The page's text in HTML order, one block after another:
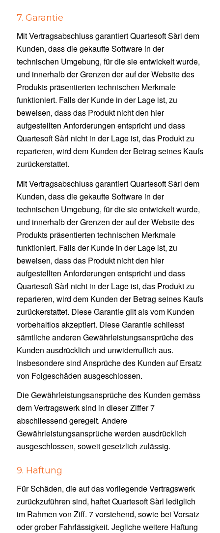
7. Garantie
Mit Vertragsabschluss garantiert Quartesoft Sàrl dem
Kunden, dass die gekaufte Software in der
technischen Umgebung, für die sie entwickelt wurde,
und innerhalb der Grenzen der auf der Website des
Produkts präsentierten technischen Merkmale
funktioniert. Falls der Kunde in der Lage ist, zu
beweisen, dass das Produkt nicht den hier
aufgestellten Anforderungen entspricht und dass
Quartesoft Sàrl nicht in der Lage ist, das Produkt zu
reparieren, wird dem Kunden der Betrag seines Kaufs
zurückerstattet.
Mit Vertragsabschluss garantiert Quartesoft Sàrl dem
Kunden, dass die gekaufte Software in der
technischen Umgebung, für die sie entwickelt wurde,
und innerhalb der Grenzen der auf der Website des
Produkts präsentierten technischen Merkmale
funktioniert. Falls der Kunde in der Lage ist, zu
beweisen, dass das Produkt nicht den hier
aufgestellten Anforderungen entspricht und dass
Quartesoft Sàrl nicht in der Lage ist, das Produkt zu
reparieren, wird dem Kunden der Betrag seines Kaufs
zurückerstattet. Diese Garantie gilt als vom Kunden
vorbehaltlos akzeptiert. Diese Garantie schliesst
sämtliche anderen Gewährleistungsansprüche des
Kunden ausdrücklich und unwiderruflich aus.
Insbesondere sind Ansprüche des Kunden auf Ersatz
von Folgeschäden ausgeschlossen.
Die Gewährleistungsansprüche des Kunden gemäss
dem Vertragswerk sind in dieser Ziffer 7
abschliessend geregelt. Andere
Gewährleistungsansprüche werden ausdrücklich
ausgeschlossen, soweit gesetzlich zulässig.
9. Haftung
Für Schäden, die auf das vorliegende Vertragswerk
zurückzuführen sind, haftet Quartesoft Sàrl lediglich
im Rahmen von Ziff. 7 vorstehend, sowie bei Vorsatz
oder grober Fahrlässigkeit. Jegliche weitere Haftung